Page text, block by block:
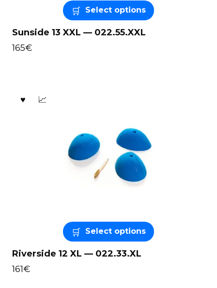
Select options
Sunside 13 XXL — 022.55.XXL
165€
Select options
Riverside 12 XL — 022.33.XL
161€